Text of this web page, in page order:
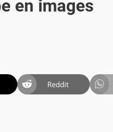
en images
Reddit